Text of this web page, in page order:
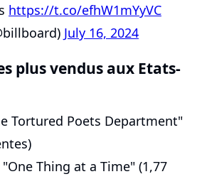
https://t.co/efhW1mYyVC
July 16, 2024
plus vendus aux Etats-
Tortured Poets Department"
Thing at a Time" (1,77